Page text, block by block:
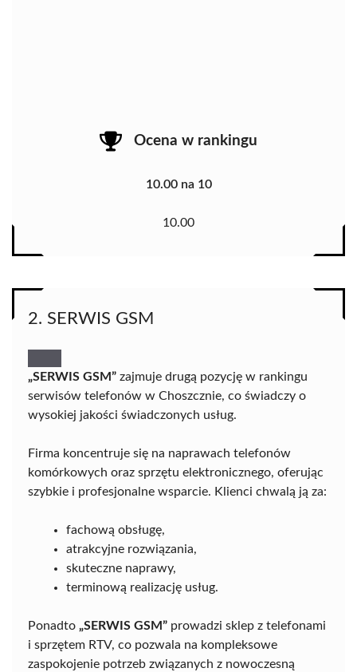
Ocena w rankingu
10.00 na 10
10.00
2. SERWIS GSM
„SERWIS GSM” zajmuje drugą pozycję w rankingu
serwisów telefonów w Choszcznie, co świadczy o
wysokiej jakości świadczonych usług.
Firma koncentruje się na naprawach telefonów
komórkowych oraz sprzętu elektronicznego, oferując
szybkie i profesjonalne wsparcie. Klienci chwalą ją za:
fachową obsługę,
atrakcyjne rozwiązania,
skuteczne naprawy,
terminową realizację usług.
Ponadto „SERWIS GSM” prowadzi sklep z telefonami
i sprzętem RTV, co pozwala na kompleksowe
zaspokojenie potrzeb związanych z nowoczesną